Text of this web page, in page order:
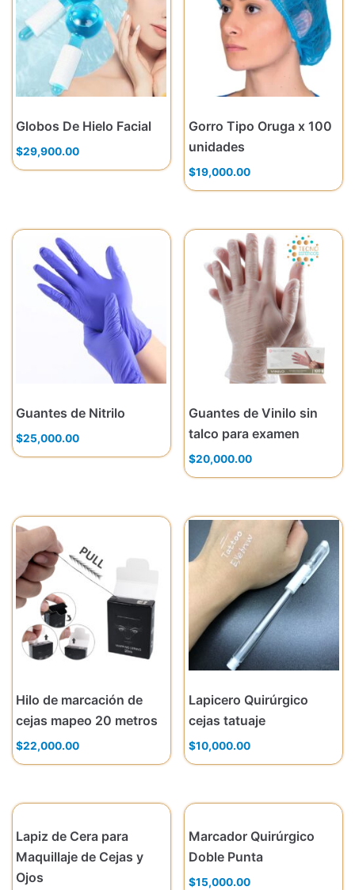
Globos De Hielo Facial
$29,900.00
Gorro Tipo Oruga x 100
unidades
$19,000.00
Guantes de Nitrilo
$25,000.00
Guantes de Vinilo sin
talco para examen
$20,000.00
Hilo de marcación de
cejas mapeo 20 metros
$22,000.00
Lapicero Quirúrgico
cejas tatuaje
$10,000.00
Lapiz de Cera para
Maquillaje de Cejas y
Ojos
Marcador Quirúrgico
Doble Punta
$15,000.00